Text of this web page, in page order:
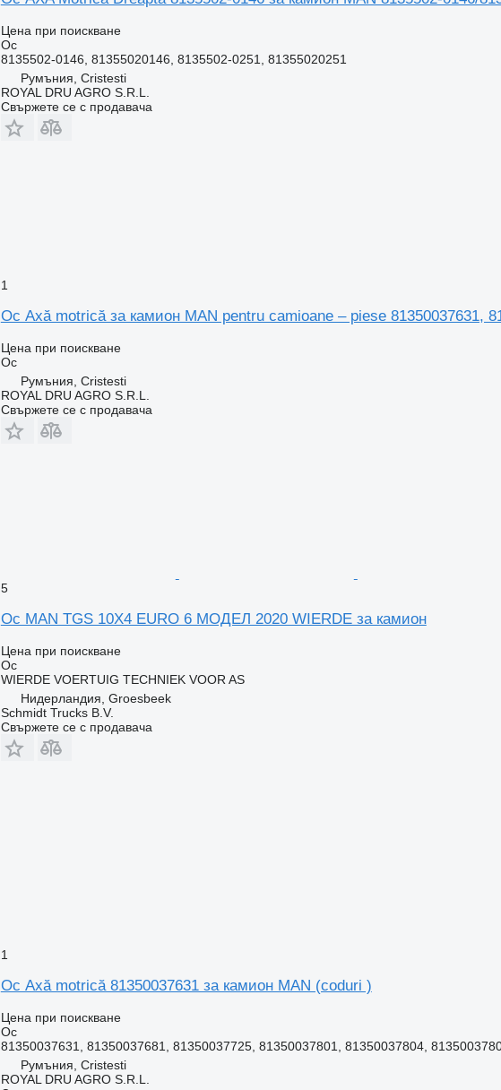
Цена при поискване
Ос
8135502-0146, 81355020146, 8135502-0251, 81355020251
Румъния, Cristesti
ROYAL DRU AGRO S.R.L.
Свържете се с продавача
1
Ос Axă motrică за камион MAN pentru camioane – piese 81350037631,
Цена при поискване
Ос
Румъния, Cristesti
ROYAL DRU AGRO S.R.L.
Свържете се с продавача
5
Ос MAN TGS 10X4 EURO 6 МОДЕЛ 2020 WIERDE за камион
Цена при поискване
Ос
WIERDE VOERTUIG TECHNIEK VOOR AS
Нидерландия, Groesbeek
Schmidt Trucks B.V.
Свържете се с продавача
1
Ос Axă motrică 81350037631 за камион MAN (coduri )
Цена при поискване
Ос
81350037631, 81350037681, 81350037725, 81350037801, 81350037804,
Румъния, Cristesti
ROYAL DRU AGRO S.R.L.